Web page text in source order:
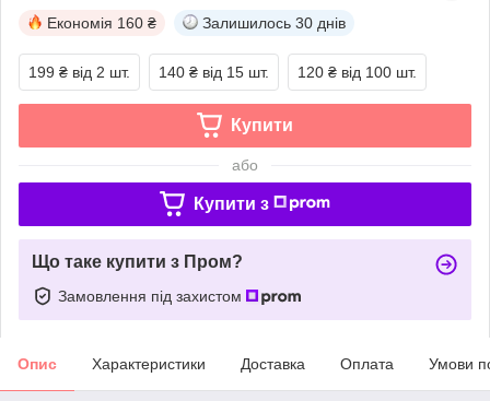
Економія 160 ₴ Залишилось 30 днів
199 ₴ від 2 шт. 140 ₴ від 15 шт. 120 ₴ від 100 шт.
Купити
або
Купити з
Що таке купити з Пром?
Замовлення під захистом
Опис Характеристики Доставка Оплата Умови